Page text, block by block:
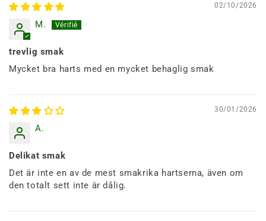
02/10/2026
M.
trevlig smak
Mycket bra harts med en mycket behaglig smak
30/01/2026
A.
Delikat smak
Det är inte en av de mest smakrika hartserna, även om
den totalt sett inte är dålig.